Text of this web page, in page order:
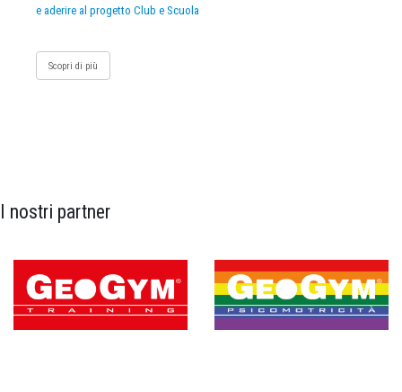
e aderire al progetto Club e Scuola
Scopri di più
I nostri partner